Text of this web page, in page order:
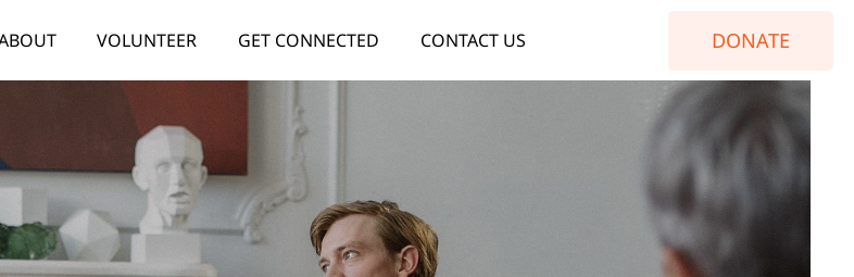
VOLUNTEER GET CONNECTED CONTACT US DONATE